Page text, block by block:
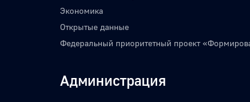
Экономика
Открытые данные
Федеральный приоритетный проект
Администрация